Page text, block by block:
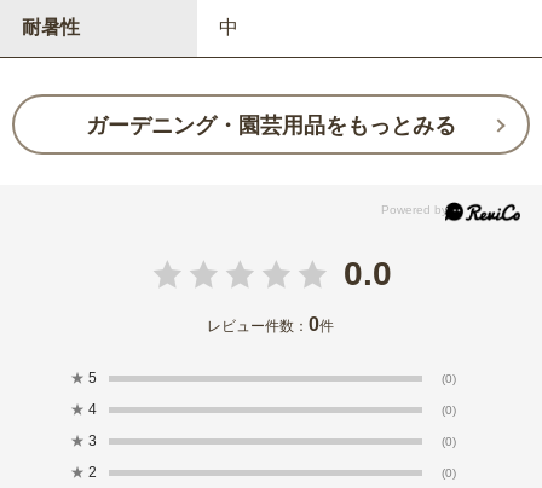
耐暑性 中
ガーデニング・園芸用品をもっとみる
0.0
レビュー件数：0件
★ 5 (0)
★ 4 (0)
★ 3 (0)
★ 2 (0)